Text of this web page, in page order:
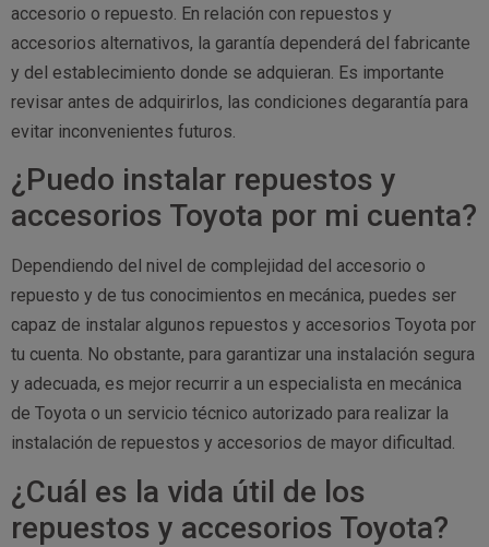
accesorio o repuesto. En relación con repuestos y
accesorios alternativos, la garantía dependerá del fabricante
y del establecimiento donde se adquieran. Es importante
revisar antes de adquirirlos, las condiciones degarantía para
evitar inconvenientes futuros.
¿Puedo instalar repuestos y
accesorios Toyota por mi cuenta?
Dependiendo del nivel de complejidad del accesorio o
repuesto y de tus conocimientos en mecánica, puedes ser
capaz de instalar algunos repuestos y accesorios Toyota por
tu cuenta. No obstante, para garantizar una instalación segura
y adecuada, es mejor recurrir a un especialista en mecánica
de Toyota o un servicio técnico autorizado para realizar la
instalación de repuestos y accesorios de mayor dificultad.
¿Cuál es la vida útil de los
repuestos y accesorios Toyota?